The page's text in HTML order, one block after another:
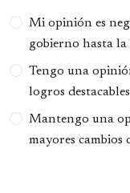
Opciones
Mi opinión es
gobierno hasta la
Tengo una
logros destacables
Mantengo una
mayores cambios